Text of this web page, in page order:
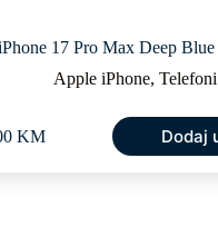
17 Pro Max Deep
Apple iPhone, Telefoni
KM Dodaj